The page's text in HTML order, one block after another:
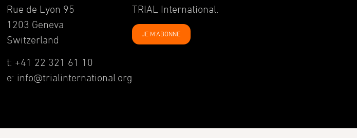
Rue de Lyon 95
1203 Geneva
Switzerland
t: +41 22 321 61 10
e: info@trialinternational.org
TRIAL International.
JE M'ABONNE